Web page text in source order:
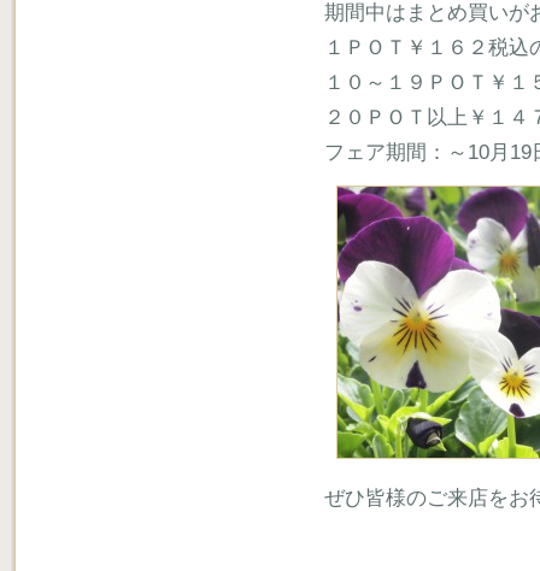
期間中はまとめ買いが
１ＰＯＴ￥１６２税込
１０～１９ＰＯＴ￥１
２０ＰＯＴ以上￥１４
フェア期間：～10月19
ぜひ皆様のご来店をお